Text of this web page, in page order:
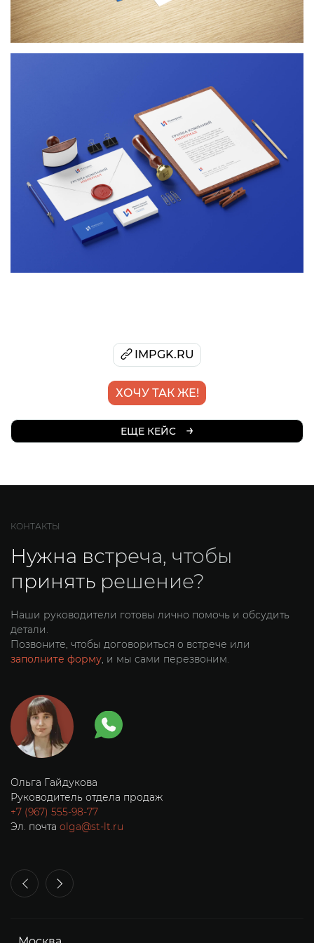
IMPGK.RU
ХОЧУ ТАК ЖЕ!
ЕЩЕ КЕЙС
ЕЩЕ КЕЙС
ЕЩЕ КЕЙС →
КОНТАКТЫ
Нужна встреча, чтобы
принять решение?
Наши руководители готовы лично помочь и обсудить
детали.
Позвоните, чтобы договориться о встрече или
заполните форму, и мы сами перезвоним.
Владимир Варич
Коммерческий директор
+7 (920) 699-82-04
Эл. почтаvladimir@st-lt.ru